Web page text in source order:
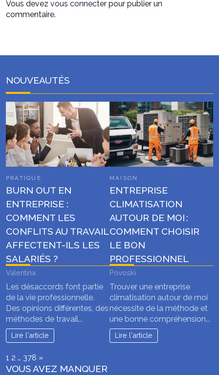
Vous devez vous connecter pour publier un
commentaire.
NOUVEAUTÉS
PRATIQUE
BURN OUT EN
ENTREPRISE :
COMMENT LES
CONFLITS AU TRAVAIL
AFFECTENT-ILS LES
SALARIÉS ?
Valentina
Les désaccords font partie
de la vie professionnelle.
Des opinions différentes, des
méthodes de travail...
Lire l'article
MAISON
ENTREPRISE
CLIMATISATION
AUTOUR DE MOI :
COMMENT CHOISIR
LE BON
PROFESSIONNEL
Povoski
Trouver une entreprise
climatisation autour de moi
nécessite de la méthode et
une bonne compréhension...
Lire l'article
Page:
1 2 … 378 Next
»
VOUS AVEZ MANQUER